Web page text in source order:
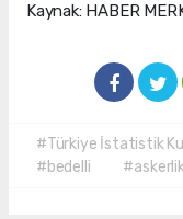
Kaynak: HABER
#Türkiye İstatistik
#bedelli